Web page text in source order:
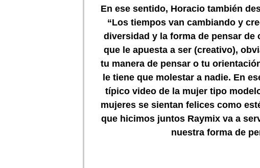
En ese sentido, Horacio también
“Los tiempos van cambiando y
diversidad y la forma de pensar de
que le apuesta a ser (creativo),
tu manera de pensar o tu
le tiene que molestar a nadie. En
típico video de la mujer tipo
mujeres se sientan felices como
que hicimos juntos Raymix va a
nuestra forma de